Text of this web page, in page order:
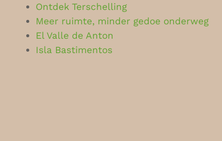
Ontdek Terschelling
Meer ruimte, minder gedoe onderweg
El Valle de Anton
Isla Bastimentos